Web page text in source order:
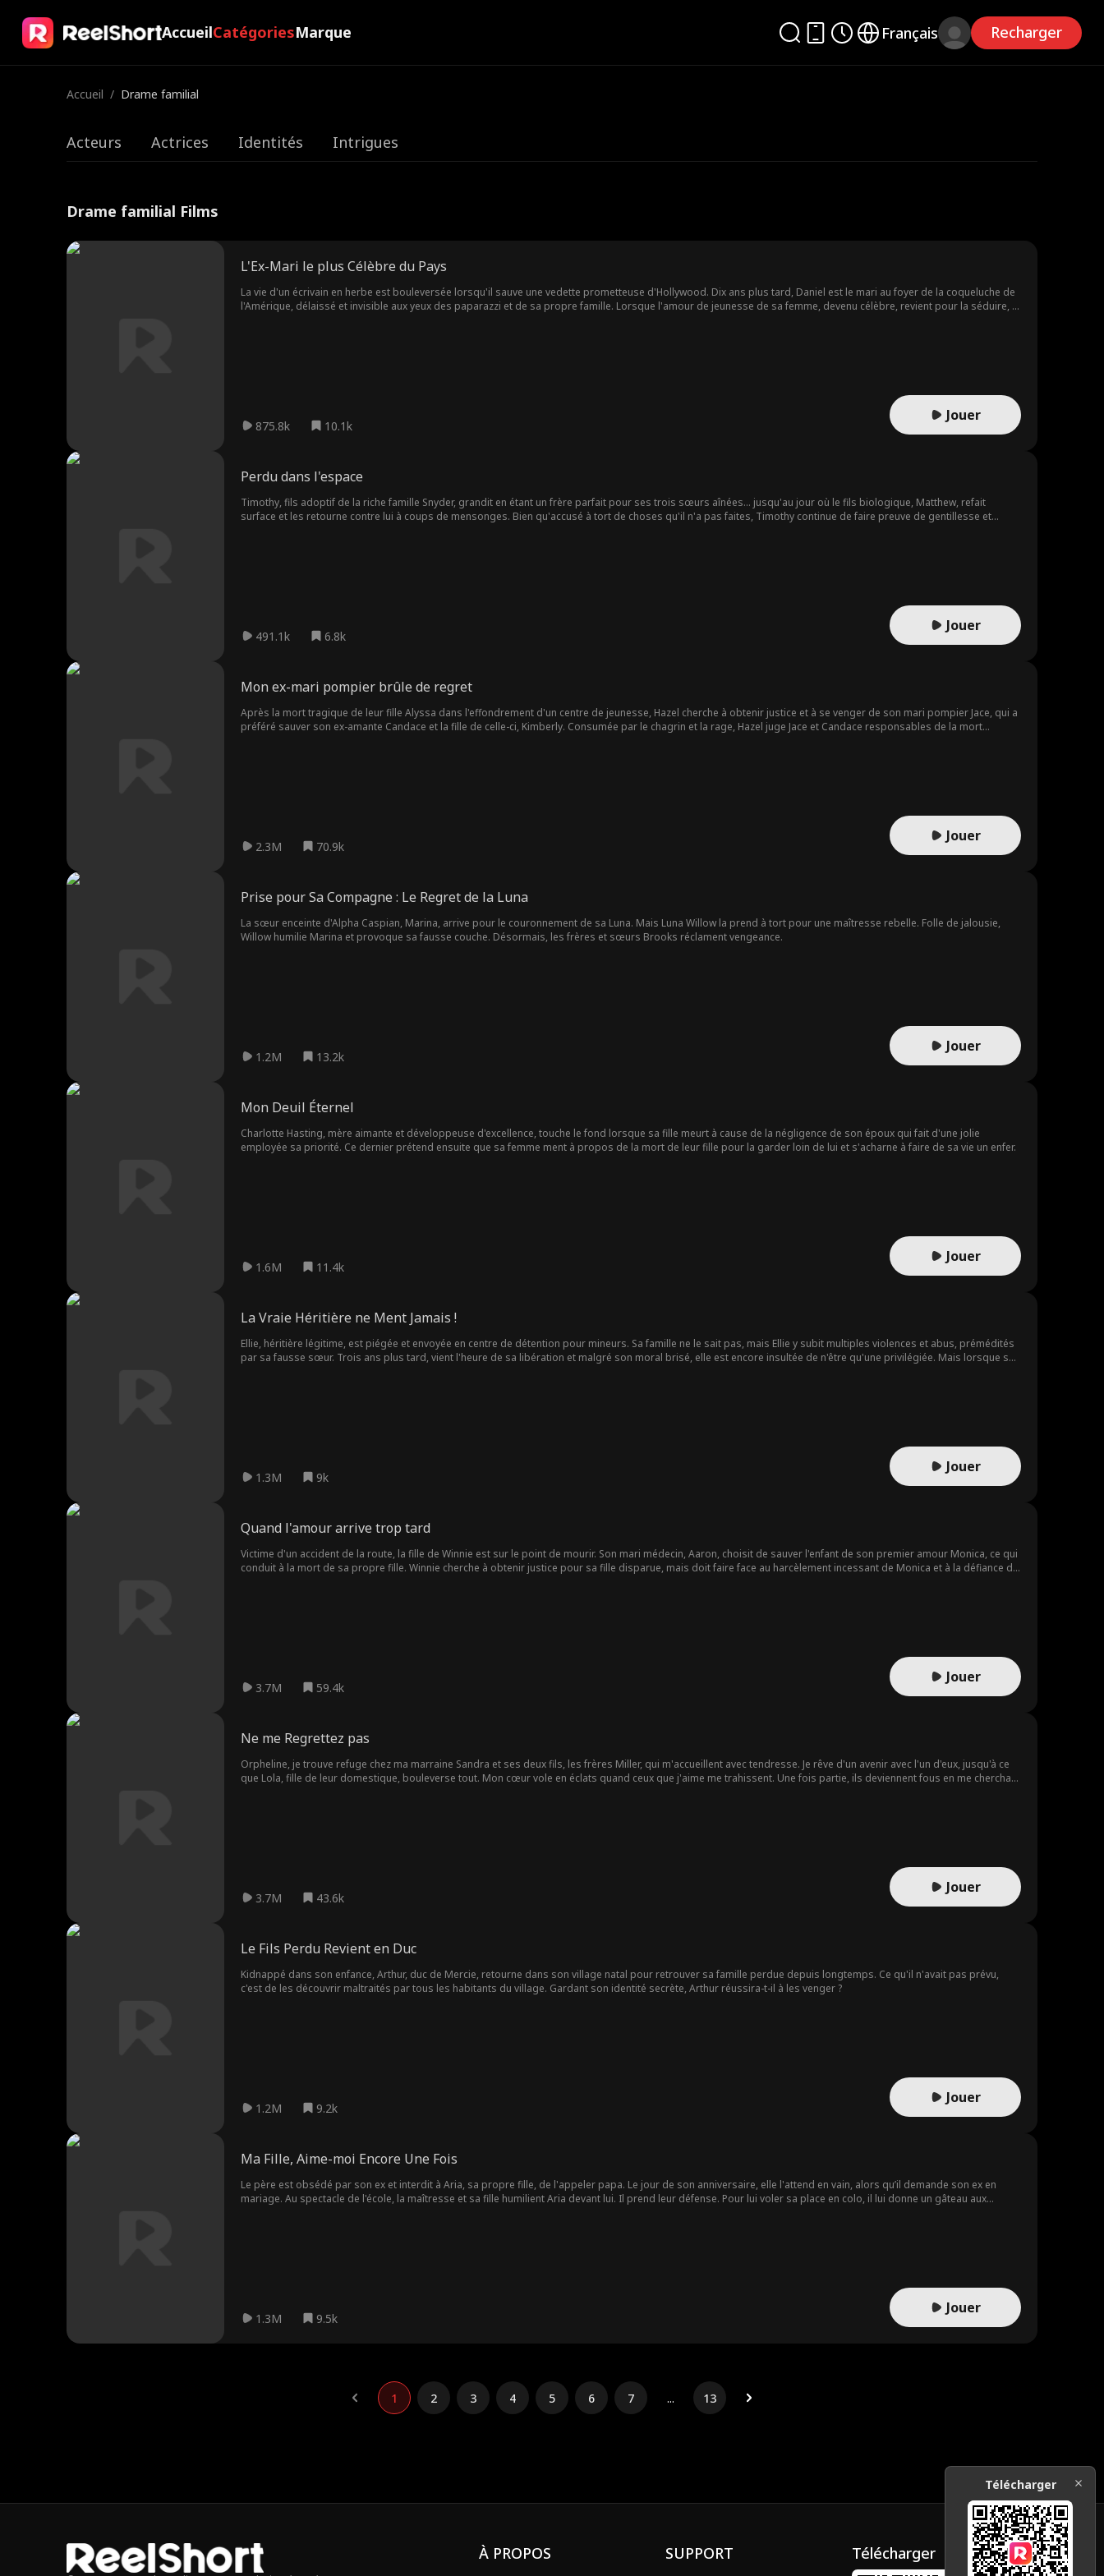
AccueilCatégoriesMarque Français Recharger
Accueil / Drame familial
Acteurs Actrices Identités Intrigues
Drame familial Films
L'Ex-Mari le plus Célèbre du Pays
La vie d'un écrivain en herbe est bouleversée lorsqu'il sauve une vedette prometteuse d'Hollywood. Dix ans plus tard, Daniel est le mari au foyer de la coqueluche de
l'Amérique, délaissé et invisible aux yeux des paparazzi et de sa propre famille. Lorsque l'amour de jeunesse de sa femme, devenu célèbre, revient pour la séduire, la
875.8k 10.1k
Jouer
Perdu dans l'espace
Timothy, fils adoptif de la riche famille Snyder, grandit en étant un frère parfait pour ses trois sœurs aînées... jusqu'au jour où le fils biologique, Matthew, refait
surface et les retourne contre lui à coups de mensonges. Bien qu'accusé à tort de choses qu'il n'a pas faites, Timothy continue de faire preuve de gentillesse et
491.1k 6.8k
Jouer
Mon ex-mari pompier brûle de regret
Après la mort tragique de leur fille Alyssa dans l'effondrement d'un centre de jeunesse, Hazel cherche à obtenir justice et à se venger de son mari pompier Jace, qui a
préféré sauver son ex-amante Candace et la fille de celle-ci, Kimberly. Consumée par le chagrin et la rage, Hazel juge Jace et Candace responsables de la mort
2.3M 70.9k
Jouer
Prise pour Sa Compagne : Le Regret de la Luna
La sœur enceinte d'Alpha Caspian, Marina, arrive pour le couronnement de sa Luna. Mais Luna Willow la prend à tort pour une maîtresse rebelle. Folle de jalousie,
Willow humilie Marina et provoque sa fausse couche. Désormais, les frères et sœurs Brooks réclament vengeance.
1.2M 13.2k
Jouer
Mon Deuil Éternel
Charlotte Hasting, mère aimante et développeuse d'excellence, touche le fond lorsque sa fille meurt à cause de la négligence de son époux qui fait d'une jolie
employée sa priorité. Ce dernier prétend ensuite que sa femme ment à propos de la mort de leur fille pour la garder loin de lui et s'acharne à faire de sa vie un enfer.
1.6M 11.4k
Jouer
La Vraie Héritière ne Ment Jamais !
Ellie, héritière légitime, est piégée et envoyée en centre de détention pour mineurs. Sa famille ne le sait pas, mais Ellie y subit multiples violences et abus, prémédités
par sa fausse sœur. Trois ans plus tard, vient l'heure de sa libération et malgré son moral brisé, elle est encore insultée de n'être qu'une privilégiée. Mais lorsque son
1.3M 9k
Jouer
Quand l'amour arrive trop tard
Victime d'un accident de la route, la fille de Winnie est sur le point de mourir. Son mari médecin, Aaron, choisit de sauver l'enfant de son premier amour Monica, ce qui
conduit à la mort de sa propre fille. Winnie cherche à obtenir justice pour sa fille disparue, mais doit faire face au harcèlement incessant de Monica et à la défiance de
3.7M 59.4k
Jouer
Ne me Regrettez pas
Orpheline, je trouve refuge chez ma marraine Sandra et ses deux fils, les frères Miller, qui m'accueillent avec tendresse. Je rêve d'un avenir avec l'un d'eux, jusqu'à ce
que Lola, fille de leur domestique, bouleverse tout. Mon cœur vole en éclats quand ceux que j'aime me trahissent. Une fois partie, ils deviennent fous en me cherchant
3.7M 43.6k
Jouer
Le Fils Perdu Revient en Duc
Kidnappé dans son enfance, Arthur, duc de Mercie, retourne dans son village natal pour retrouver sa famille perdue depuis longtemps. Ce qu'il n'avait pas prévu,
c'est de les découvrir maltraités par tous les habitants du village. Gardant son identité secrète, Arthur réussira-t-il à les venger ?
1.2M 9.2k
Jouer
Ma Fille, Aime-moi Encore Une Fois
Le père est obsédé par son ex et interdit à Aria, sa propre fille, de l'appeler papa. Le jour de son anniversaire, elle l'attend en vain, alors qu’il demande son ex en
mariage. Au spectacle de l'école, la maîtresse et sa fille humilient Aria devant lui. Il prend leur défense. Pour lui voler sa place en colo, il lui donne un gâteau aux
1.3M 9.5k
Jouer
1 2 3 4 5 6 7 ... 13
À PROPOS SUPPORT Télécharger
Télécharger